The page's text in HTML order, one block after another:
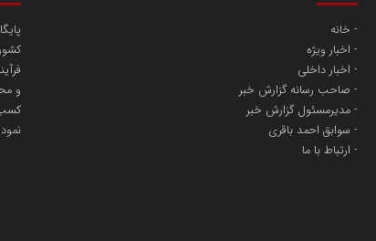
بهادار
خانه
اخبار ویژه
اخبار داخلی
صاحب رسانه گزارش خبر
مدیرمسئول گزارش خبر
سوابق احمد باقری
ارتباط با ما
و
کسب